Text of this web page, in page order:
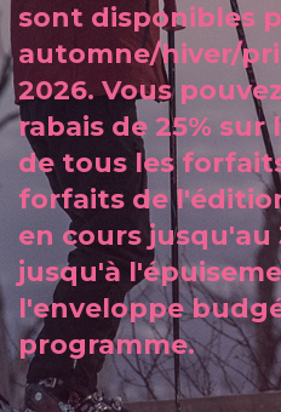
sont disponibles
automne/hiver/
2026. Vous
rabais de 25%
de tous les
forfaits de
en cours jusqu'au
jusqu'à
l'enveloppe
programme.